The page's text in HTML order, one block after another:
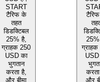
START
टैरिफ के
तहत
डिडक्टिबल
25% है,
ग्राहक 250
USD का
भुगतान
करता है,
और बीमा
और